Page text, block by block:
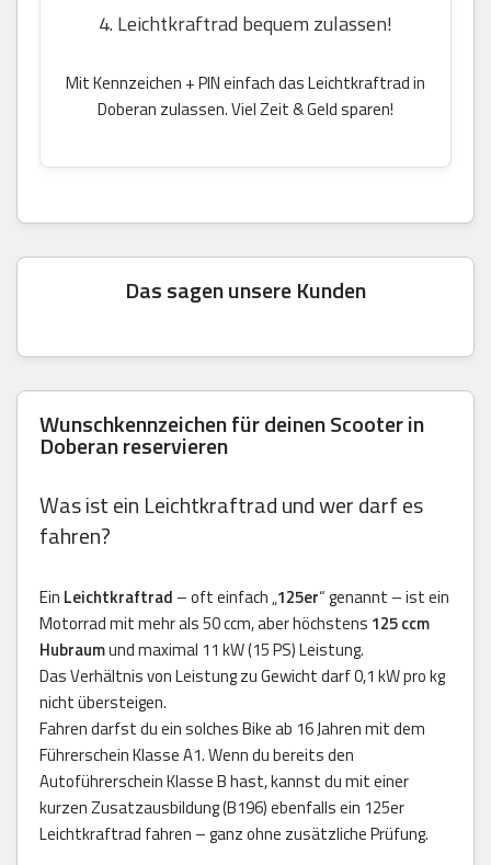
4. Leichtkraftrad bequem zulassen!
Mit Kennzeichen + PIN einfach das Leichtkraftrad in
Doberan zulassen. Viel Zeit & Geld sparen!
Das sagen unsere Kunden
Wunschkennzeichen für deinen Scooter in
Doberan reservieren
Was ist ein Leichtkraftrad und wer darf es
fahren?
Ein Leichtkraftrad – oft einfach „125er“ genannt – ist ein
Motorrad mit mehr als 50 ccm, aber höchstens 125 ccm
Hubraumund maximal 11 kW (15 PS) Leistung.
Das Verhältnis von Leistung zu Gewicht darf 0,1 kW pro kg
nicht übersteigen.
Fahren darfst du ein solches Bike ab 16 Jahren mit dem
Führerschein Klasse A1. Wenn du bereits den
Autoführerschein Klasse B hast, kannst du mit einer
kurzen Zusatzausbildung (B196) ebenfalls ein 125er
Leichtkraftrad fahren – ganz ohne zusätzliche Prüfung.